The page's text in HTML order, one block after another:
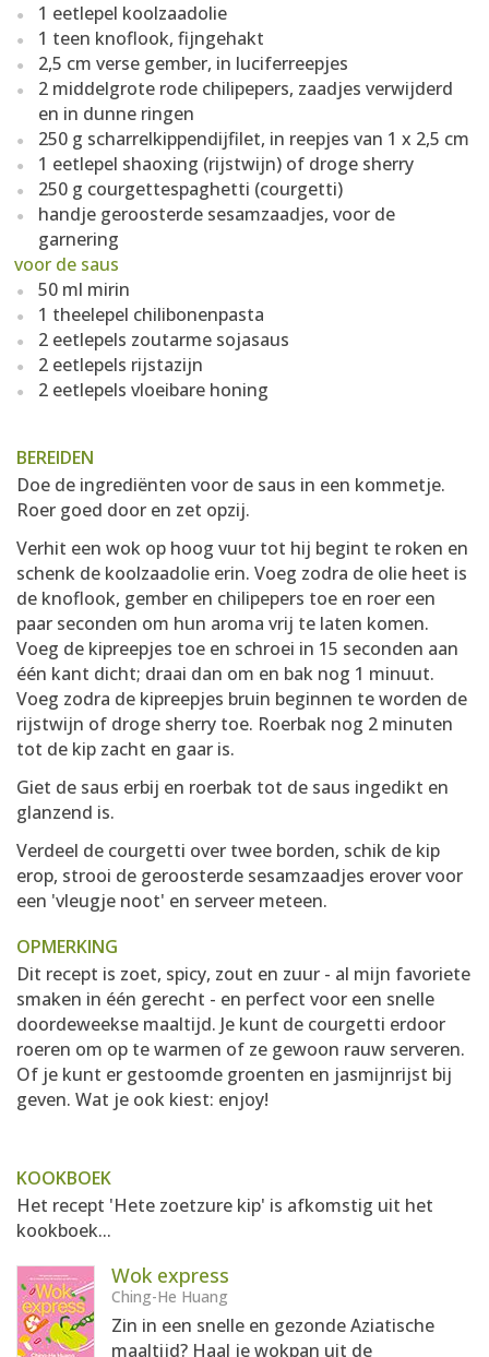
1 eetlepel koolzaadolie
1 teen knoflook, fijngehakt
2,5 cm verse gember, in luciferreepjes
2 middelgrote rode chilipepers, zaadjes verwijderd
en in dunne ringen
250 g scharrelkippendijfilet, in reepjes van 1 x 2,5 cm
1 eetlepel shaoxing (rijstwijn) of droge sherry
250 g courgettespaghetti (courgetti)
handje geroosterde sesamzaadjes, voor de
garnering
voor de saus
50 ml mirin
1 theelepel chilibonenpasta
2 eetlepels zoutarme sojasaus
2 eetlepels rijstazijn
2 eetlepels vloeibare honing
BEREIDEN
Doe de ingrediënten voor de saus in een kommetje.
Roer goed door en zet opzij.
Verhit een wok op hoog vuur tot hij begint te roken en
schenk de koolzaadolie erin. Voeg zodra de olie heet is
de knoflook, gember en chilipepers toe en roer een
paar seconden om hun aroma vrij te laten komen.
Voeg de kipreepjes toe en schroei in 15 seconden aan
één kant dicht; draai dan om en bak nog 1 minuut.
Voeg zodra de kipreepjes bruin beginnen te worden de
rijstwijn of droge sherry toe. Roerbak nog 2 minuten
tot de kip zacht en gaar is.
Giet de saus erbij en roerbak tot de saus ingedikt en
glanzend is.
Verdeel de courgetti over twee borden, schik de kip
erop, strooi de geroosterde sesamzaadjes erover voor
een 'vleugje noot' en serveer meteen.
OPMERKING
Dit recept is zoet, spicy, zout en zuur - al mijn favoriete
smaken in één gerecht - en perfect voor een snelle
doordeweekse maaltijd. Je kunt de courgetti erdoor
roeren om op te warmen of ze gewoon rauw serveren.
Of je kunt er gestoomde groenten en jasmijnrijst bij
geven. Wat je ook kiest: enjoy!
KOOKBOEK
Het recept 'Hete zoetzure kip' is afkomstig uit het
kookboek...
Wok express
Ching-He Huang
Zin in een snelle en gezonde Aziatische
maaltijd? Haal je wokpan uit de